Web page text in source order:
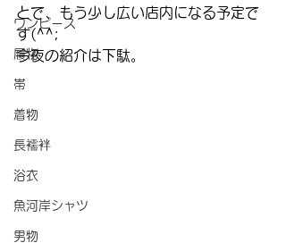
ワンピース
履物
帯
着物
長襦袢
浴衣
魚河岸シャツ
男物
とで、もう少し広い店内になる予定で
す(^^;
今夜の紹介は下駄。